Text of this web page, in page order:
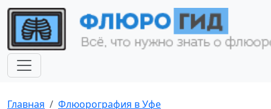
Главная
Флюорография в Уфе